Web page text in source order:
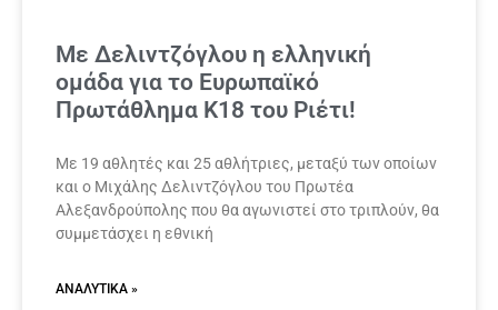
Με Δελιντζόγλου η ελληνική
ομάδα για το Ευρωπαϊκό
Πρωτάθλημα Κ18 του Ριέτι!
Με 19 αθλητές και 25 αθλήτριες, μεταξύ των οποίων
και ο Μιχάλης Δελιντζόγλου του Πρωτέα
Αλεξανδρούπολης που θα αγωνιστεί στο τριπλούν, θα
συμμετάσχει η εθνική
ΑΝΑΛΥΤΙΚΆ »